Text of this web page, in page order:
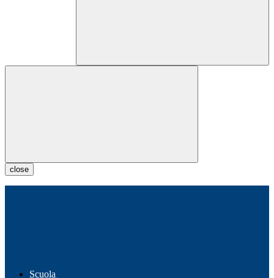
close
Scuola